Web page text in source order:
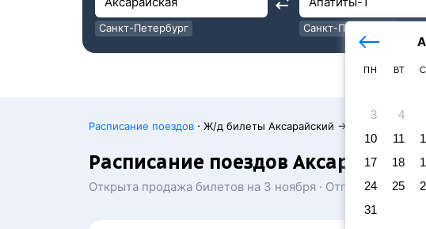
Санкт-Петербург
Санкт-Петербург
ПН ВТ
3
4
10
11
17
18
24
25
31
Расписание поездов · Ж/д билеты Аксарайский → Апатиты
Расписание поездов
Открыта продажа билетов на 3 ноября · Отправление и